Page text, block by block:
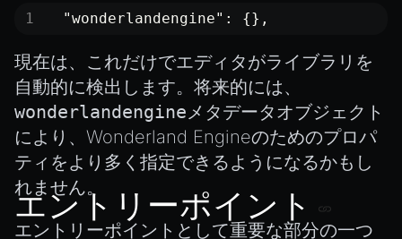
  "wonderlandengine": {},
現在は、これだけでエディタがライブラリを
自動的に検出します。将来的には、
wonderlandengineメタデータオブジェクト
により、Wonderland Engineのためのプロパ
ティをより多く指定できるようになるかもし
れません。
エントリーポイント
エントリーポイントとして重要な部分の一つ